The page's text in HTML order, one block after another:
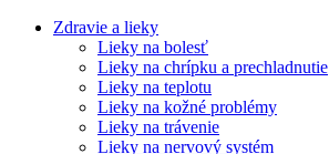
Zdravie a lieky
Lieky na bolesť
Lieky na chrípku a prechladnutie
Lieky na teplotu
Lieky na kožné problémy
Lieky na trávenie
Lieky na nervový systém